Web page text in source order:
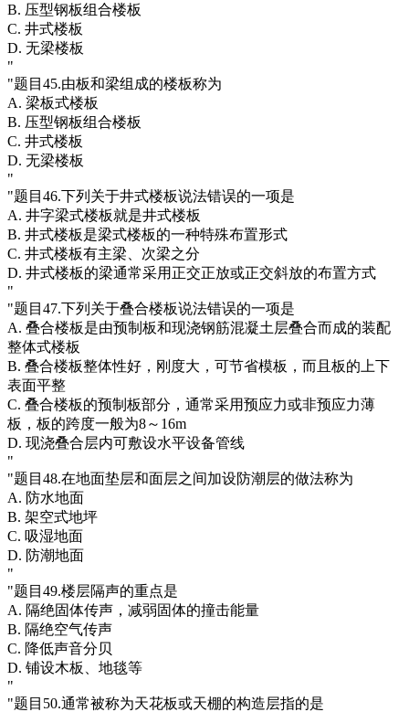
B. 压型钢板组合楼板
C. 井式楼板
D. 无梁楼板
"
"题目45.由板和梁组成的楼板称为
A. 梁板式楼板
B. 压型钢板组合楼板
C. 井式楼板
D. 无梁楼板
"
"题目46.下列关于井式楼板说法错误的一项是
A. 井字梁式楼板就是井式楼板
B. 井式楼板是梁式楼板的一种特殊布置形式
C. 井式楼板有主梁、次梁之分
D. 井式楼板的梁通常采用正交正放或正交斜放的布置方式
"
"题目47.下列关于叠合楼板说法错误的一项是
A. 叠合楼板是由预制板和现浇钢筋混凝土层叠合而成的装配
整体式楼板
B. 叠合楼板整体性好，刚度大，可节省模板，而且板的上下
表面平整
C. 叠合楼板的预制板部分，通常采用预应力或非预应力薄
板，板的跨度一般为8～16m
D. 现浇叠合层内可敷设水平设备管线
"
"题目48.在地面垫层和面层之间加设防潮层的做法称为
A. 防水地面
B. 架空式地坪
C. 吸湿地面
D. 防潮地面
"
"题目49.楼层隔声的重点是
A. 隔绝固体传声，减弱固体的撞击能量
B. 隔绝空气传声
C. 降低声音分贝
D. 铺设木板、地毯等
"
"题目50.通常被称为天花板或天棚的构造层指的是